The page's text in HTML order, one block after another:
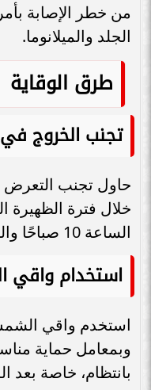
من خطر الإصابة
الجلد والميلانوما.
طرق الوقاية
تجنب الخروج
حاول تجنب
خلال فترة الظهيرة
الساعة 10 صباحًا والساعة 4 مساءً.
استخدام
استخدم واقي
بانتظام، خاصة بعد